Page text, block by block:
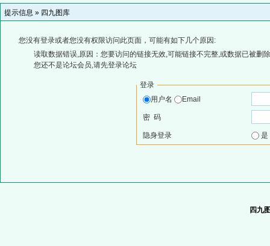
提示信息 » 四九图库
您没有登录或者您没有权限访问此页面，可能有如下几个原因:
读取数据错误,原因：您要访问的链接无效,可能链接不完整,或数据已被删
您还不是论坛会员,请先登录论坛
登录
用户名
Email
密 码
隐身登录
四九